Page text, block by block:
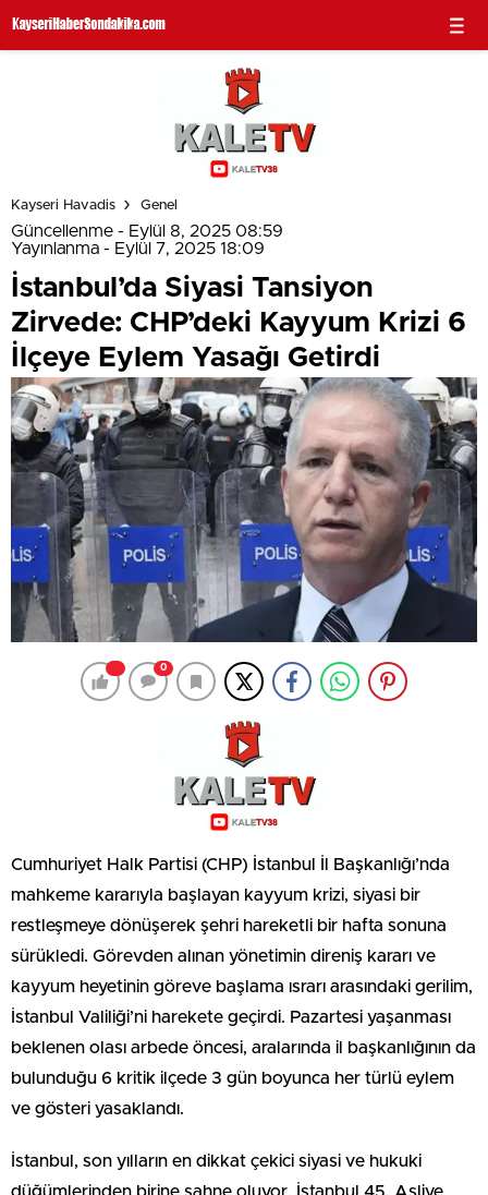
Kayseri Havadis Genel
Güncellenme - Eylül 8, 2025 08:59
Yayınlanma - Eylül 7, 2025 18:09
İstanbul’da Siyasi Tansiyon
Zirvede: CHP’deki Kayyum Krizi 6
İlçeye Eylem Yasağı Getirdi
0
Cumhuriyet Halk Partisi (CHP) İstanbul İl Başkanlığı’nda
mahkeme kararıyla başlayan kayyum krizi, siyasi bir
restleşmeye dönüşerek şehri hareketli bir hafta sonuna
sürükledi. Görevden alınan yönetimin direniş kararı ve
kayyum heyetinin göreve başlama ısrarı arasındaki gerilim,
İstanbul Valiliği’ni harekete geçirdi. Pazartesi yaşanması
beklenen olası arbede öncesi, aralarında il başkanlığının da
bulunduğu 6 kritik ilçede 3 gün boyunca her türlü eylem
ve gösteri yasaklandı.
İstanbul, son yılların en dikkat çekici siyasi ve hukuki